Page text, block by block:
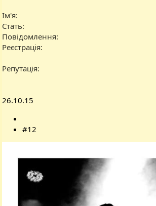
Ім'я
Стать
Повідомлення
Реєстрація
Репутація
26.10.15
#12